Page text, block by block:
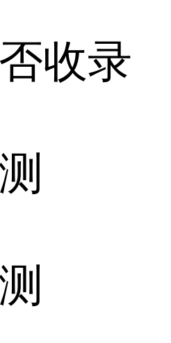
收录